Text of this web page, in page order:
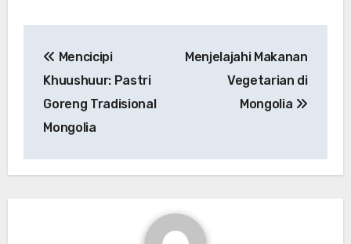
pos
Mencicipi
Khuushuur: Pastri
Goreng Tradisional
Mongolia
Menjelajahi Makanan
Vegetarian di
Mongolia